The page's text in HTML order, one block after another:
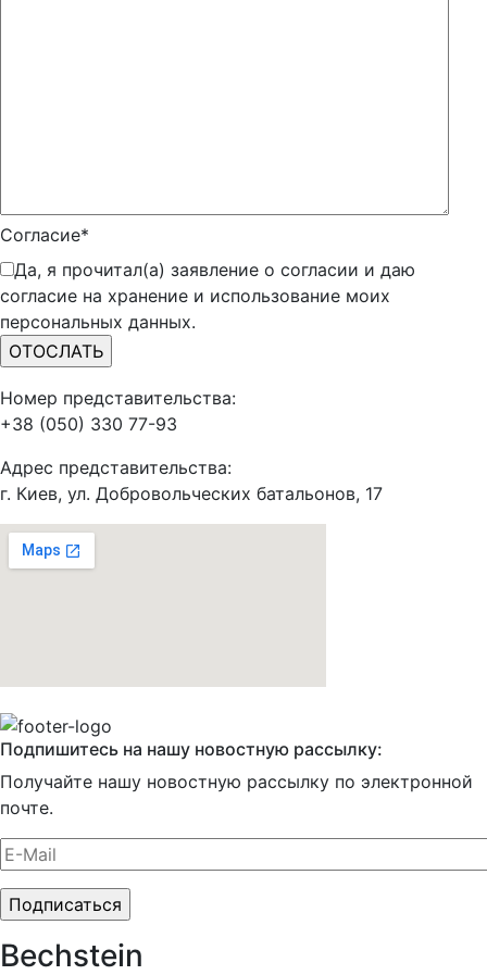
Согласие*
Да, я прочитал(а) заявление о согласии и даю
согласие на хранение и использование моих
персональных данных.
Номер представительства:
+38 (050) 330 77-93
Адрес представительства:
г. Киев, ул. Добровольческих батальонов, 17
Подпишитесь на нашу новостную рассылку:
Получайте нашу новостную рассылку по электронной
почте.
Bechstein